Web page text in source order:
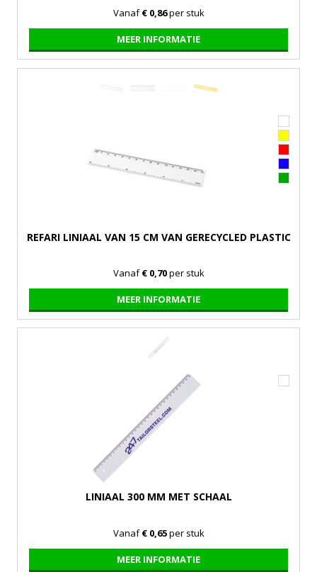
Vanaf€ 0,86per stuk
MEER INFORMATIE
REFARI LINIAAL VAN 15 CM VAN GERECYCLED PLASTIC
Vanaf€ 0,70per stuk
MEER INFORMATIE
LINIAAL 300 MM MET SCHAAL
Vanaf€ 0,65per stuk
MEER INFORMATIE